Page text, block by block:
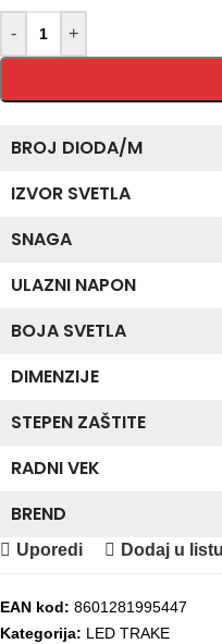
- +
BROJ DIODA/M
IZVOR SVETLA
SNAGA
ULAZNI NAPON
BOJA SVETLA
DIMENZIJE
STEPEN ZAŠTITE
RADNI VEK
BREND
Uporedi
Dodaj u
EAN kod: 8601281995447
Kategorija: LED TRAKE